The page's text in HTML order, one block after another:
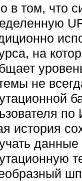
в том, что
на
не
история